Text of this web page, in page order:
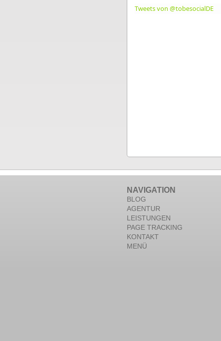
Tweets von @tobesocialDE
NAVIGATION
BLOG
AGENTUR
LEISTUNGEN
PAGE TRACKING
KONTAKT
MENÜ